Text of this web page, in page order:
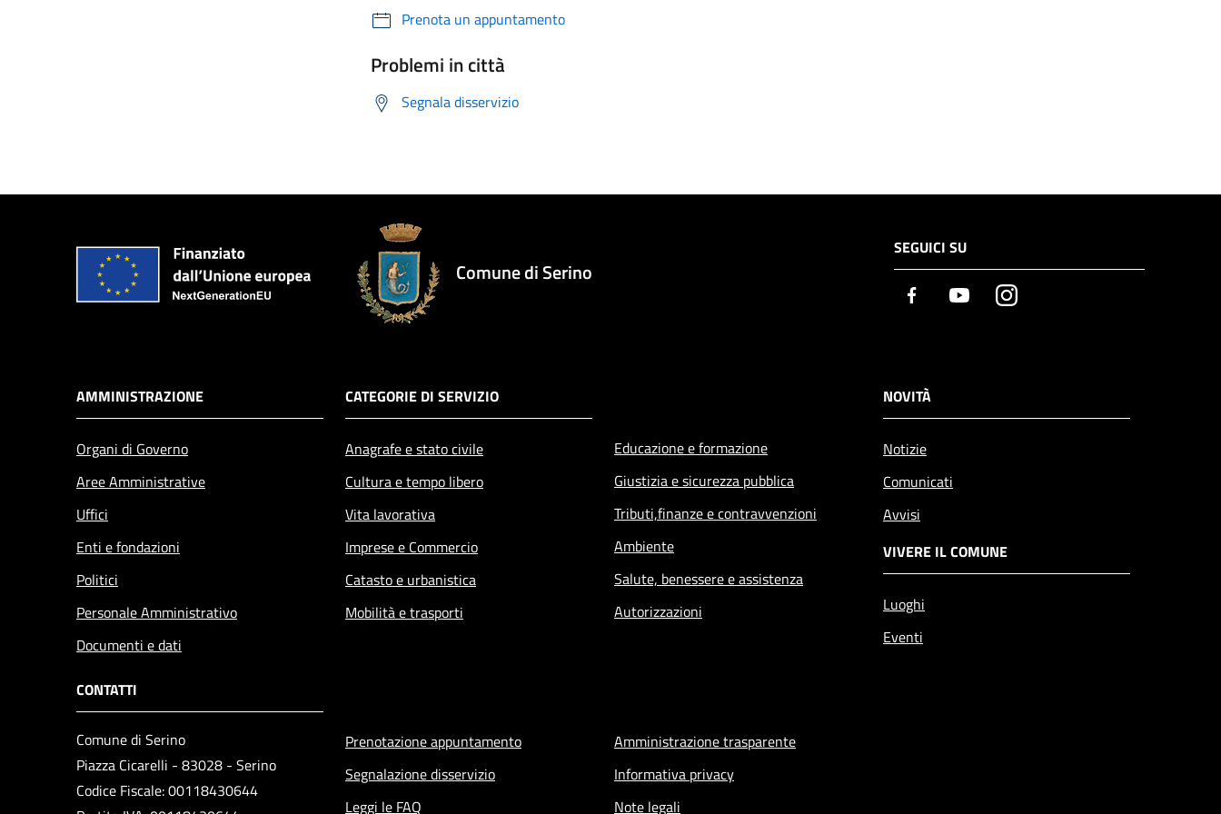
Prenota un appuntamento
Problemi in città
Segnala disservizio
Comune di Serino
SEGUICI SU
Facebook YoutubeInstagram
AMMINISTRAZIONE
Organi di Governo
Aree Amministrative
Uffici
Enti e fondazioni
Politici
Personale Amministrativo
Documenti e dati
CATEGORIE DI SERVIZIO
Anagrafe e stato civile
Cultura e tempo libero
Vita lavorativa
Imprese e Commercio
Catasto e urbanistica
Mobilità e trasporti
Educazione e formazione
Giustizia e sicurezza pubblica
Tributi,finanze e contravvenzioni
Ambiente
Salute, benessere e assistenza
Autorizzazioni
NOVITÀ
Notizie
Comunicati
Avvisi
VIVERE IL COMUNE
Luoghi
Eventi
CONTATTI
Comune di Serino
Piazza Cicarelli - 83028 - Serino
Codice Fiscale: 00118430644
Prenotazione appuntamento
Segnalazione disservizio
Leggi le FAQ
Amministrazione trasparente
Informativa privacy
Note legali